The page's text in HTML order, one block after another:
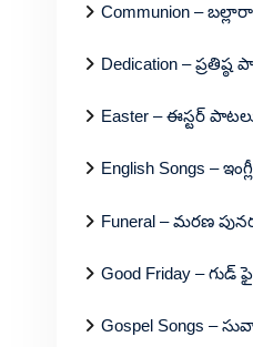
Communion –
Dedication – ప్రతిష్ఠ
Easter – ఈస్టర్
English Songs –
Funeral – మరణ
Good Friday – గుడ్
Gospel Songs –